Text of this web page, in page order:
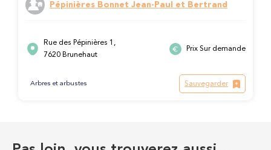
Pépinières Bonnet Jean-Paul et Bertrand
Rue des Pépinières 1,
7620 Brunehaut
Prix Sur demande
Arbres et arbustes Sauvegarder